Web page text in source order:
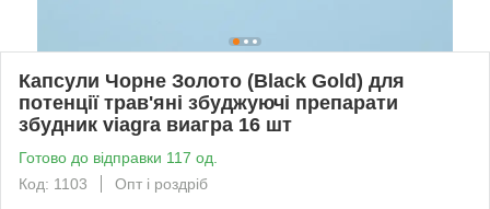
Капсули Чорне Золото (Black Gold) для
потенції трав'яні збуджуючі препарати
збудник viagra виагра 16 шт
Готово до відправки 117 од.
Код: 1103
Опт і роздріб